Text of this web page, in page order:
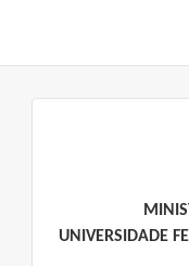
UNIVERSIDADE